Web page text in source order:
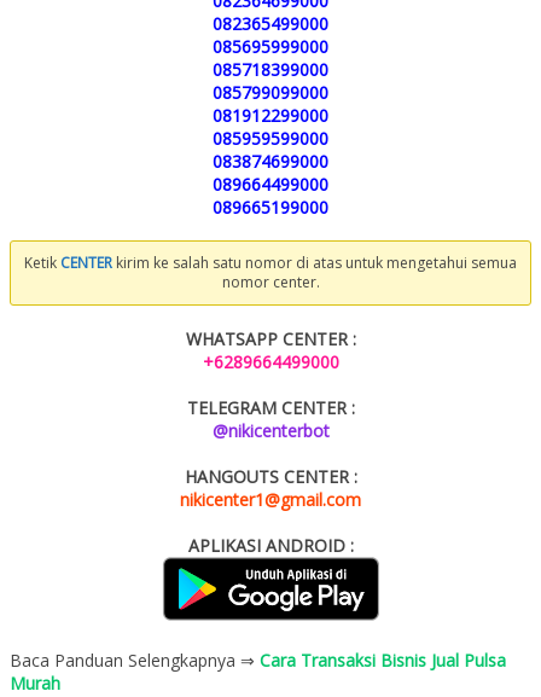
082365499000
085695999000
085718399000
085799099000
081912299000
085959599000
083874699000
089664499000
089665199000
Ketik CENTER kirim ke salah satu nomor di atas untuk mengetahui semua
nomor center.
WHATSAPP CENTER :
+6289664499000
TELEGRAM CENTER :
@nikicenterbot
HANGOUTS CENTER :
nikicenter1@gmail.com
APLIKASI ANDROID :
Baca Panduan Selengkapnya ⇒ Cara Transaksi Bisnis Jual Pulsa
Murah